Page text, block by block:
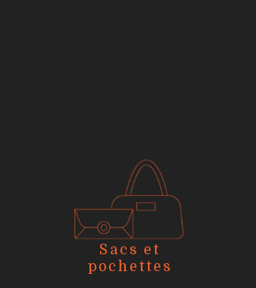
Sacs et
pochettes